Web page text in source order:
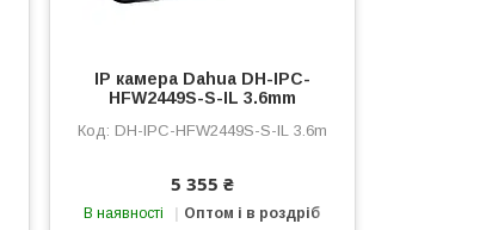
IP камера Dahua DH-IPC-
HFW2449S-S-IL 3.6mm
DH-IPC-HFW2449S-S-IL 3.6m
5 355 ₴
В наявності Оптом і в роздріб